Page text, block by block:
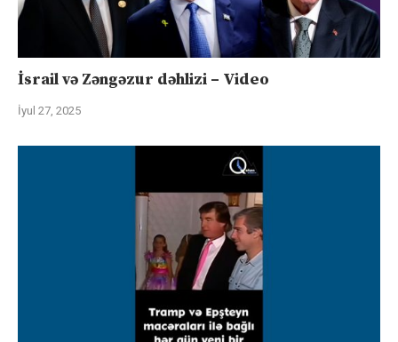
İsrail və Zəngəzur dəhlizi – Video
İyul 27, 2025